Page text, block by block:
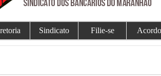
Sindicato Filie-se